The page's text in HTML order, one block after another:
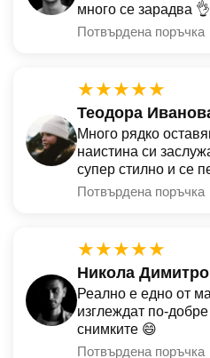
много се зарадва 👌
Потвърдена поръчка
★★★★★
Теодора
Много рядко
наистина си
супер стилно и се
Потвърдена поръчка
★★★★★
Никола
Реално е едно от
изглеждат по-добре
снимките 😄
Потвърдена поръчка